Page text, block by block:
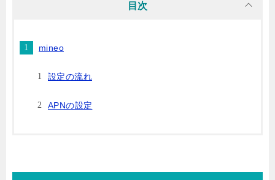
目次
mineo
設定の流れ
APNの設定